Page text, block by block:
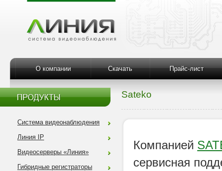
О компании Скачать Прайс-лист
Система видеонаблюдения
Линия IP
Видеосерверы «Линия»
Гибридные регистраторы
Sateko
Компанией
сервисная